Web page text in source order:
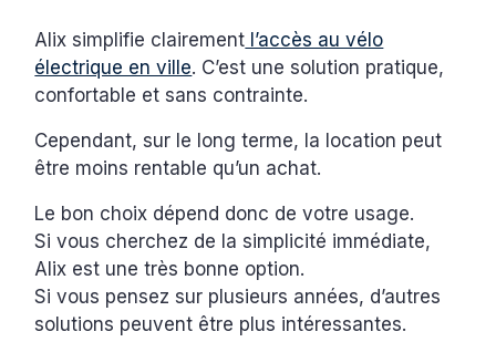
Alix simplifie clairement l’accès au vélo
électrique en ville. C’est une solution pratique,
confortable et sans contrainte.
Cependant, sur le long terme, la location peut
être moins rentable qu’un achat.
Le bon choix dépend donc de votre usage.
Si vous cherchez de la simplicité immédiate,
Alix est une très bonne option.
Si vous pensez sur plusieurs années, d’autres
solutions peuvent être plus intéressantes.